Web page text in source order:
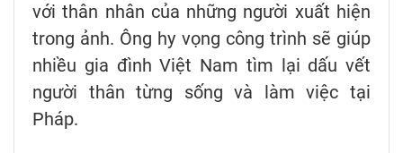
với thân nhân của những người xuất hiện
trong ảnh. Ông hy vọng công trình sẽ giúp
nhiều gia đình Việt Nam tìm lại dấu vết
người thân từng sống và làm việc tại
Pháp.